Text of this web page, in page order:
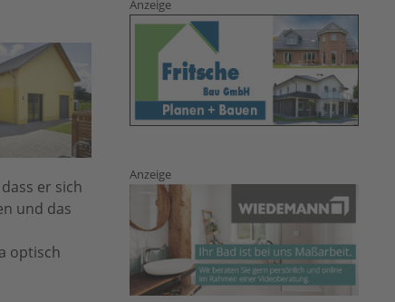
er sich
und das
optisch
Anzeige
Anzeige